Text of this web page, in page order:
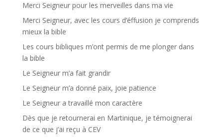
Merci Seigneur pour les merveilles dans ma vie
Merci Seigneur, avec les cours d’éffusion je comprends
mieux la bible
Les cours bibliques m’ont permis de me plonger dans
la bible
Le Seigneur m’a fait grandir
Le Seigneur m’a donné paix, joie patience
Le Seigneur a travaillé mon caractère
Dès que je retournerai en Martinique, je témoignerai
de ce que j’ai reçu à CEV